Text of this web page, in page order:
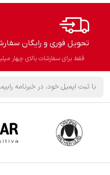
تحویل فوری و رایگان
فقط برای سفارشات بالای چهار